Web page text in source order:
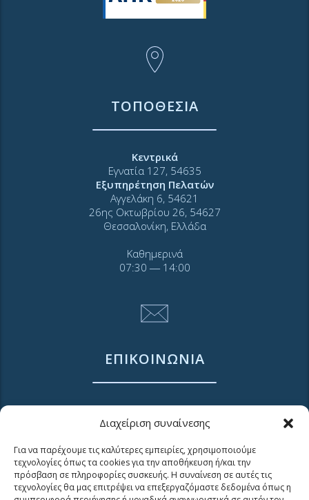
Διαχείριση συναίνεσης
Για να παρέχουμε τις καλύτερες εμπειρίες, χρησιμοποιούμε
τεχνολογίες όπως τα cookies για την αποθήκευση ή/και την
πρόσβαση σε πληροφορίες συσκευής. Η συναίνεση σε αυτές τις
τεχνολογίες θα μας επιτρέψει να επεξεργαζόμαστε δεδομένα όπως η
ΤΟΠΟΘΕΣΙΑ
Κεντρικά
Εγνατία 127, 54635
Εξυπηρέτηση Πελατών
Αγγελάκη 6, 54621
26ης Οκτωβρίου 26, 54627
Θεσσαλονίκη, Ελλάδα
Καθημερινά
07:30 ― 14:00
ΕΠΙΚΟΙΝΩΝΙΑ
Τηλ. 2310 966600
Φαξ. 2310 969400
για βλάβες καλέστε
11124